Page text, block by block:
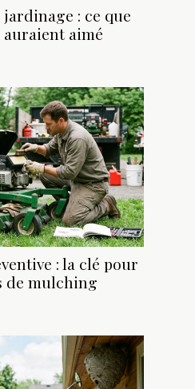
: ce que
aimé
: la clé pour
de mulching